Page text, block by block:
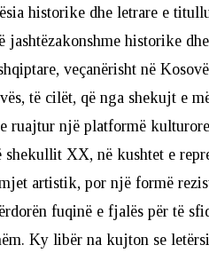
historike dhe letrare e
historike
veçanërisht në
të cilët, që nga shekujt e
ruajtur një platformë
shekullit XX, në kushtet e
artistik, por një formë
fuqinë e fjalës për të
Ky libër na kujton se